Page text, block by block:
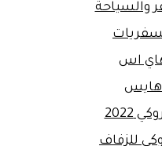
والسياحة
هاي اس
هايس
2022
للزفاف